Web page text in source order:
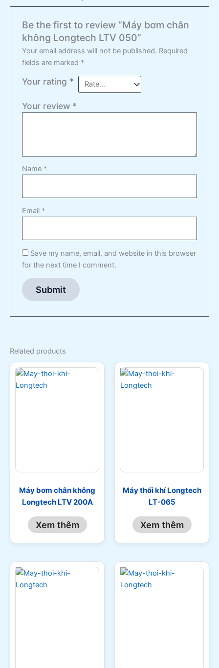
Be the first to review “Máy bơm chân
không Longtech LTV 050”
Your email address will not be published. Required
fields are marked *
Your rating *
Your review *
Name *
Email *
Save my name, email, and website in this browser
for the next time I comment.
Related products
Máy bơm chân không
Longtech LTV 200A
Xem thêm
Máy thổi khí Longtech
LT-065
Xem thêm